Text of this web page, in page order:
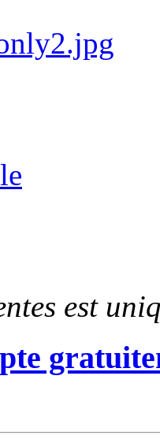
est